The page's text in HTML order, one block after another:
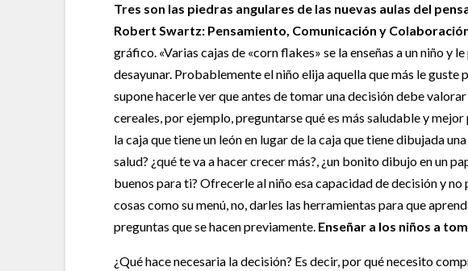
Tres son las piedras angulares de las nuevas aulas del
Robert Swartz: Pensamiento, Comunicación y
gráfico. «Varias cajas de «corn flakes» se la enseñas a un niño y
desayunar. Probablemente el niño elija aquella que más le guste
supone hacerle ver que antes de tomar una decisión debe valorar
cereales, por ejemplo, preguntarse qué es más saludable y
la caja que tiene un león en lugar de la caja que tiene dibujada
salud? ¿qué te va a hacer crecer más?, ¿un bonito dibujo en un
buenos para ti? Ofrecerle al niño esa capacidad de decisión y
cosas como su menú, no, darles las herramientas para que
preguntas que se hacen previamente. Enseñar a los niños a
¿Qué hace necesaria la decisión? Es decir, por qué necesito